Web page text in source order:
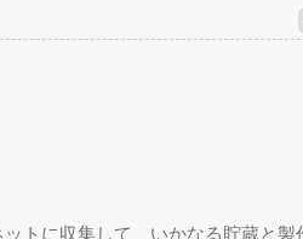
トに収集して、いかなる貯蔵と